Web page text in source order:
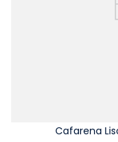
Cafarena